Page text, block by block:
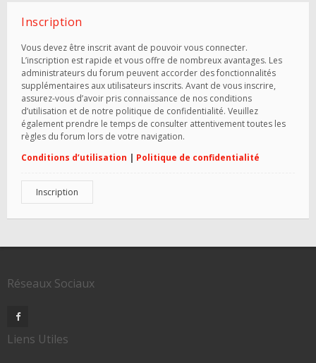
Inscription
Vous devez être inscrit avant de pouvoir vous connecter.
L’inscription est rapide et vous offre de nombreux avantages. Les
administrateurs du forum peuvent accorder des fonctionnalités
supplémentaires aux utilisateurs inscrits. Avant de vous inscrire,
assurez-vous d’avoir pris connaissance de nos conditions
d’utilisation et de notre politique de confidentialité. Veuillez
également prendre le temps de consulter attentivement toutes les
règles du forum lors de votre navigation.
Conditions d’utilisation | Politique de confidentialité
Inscription
Réseaux Sociaux
Liens Utiles